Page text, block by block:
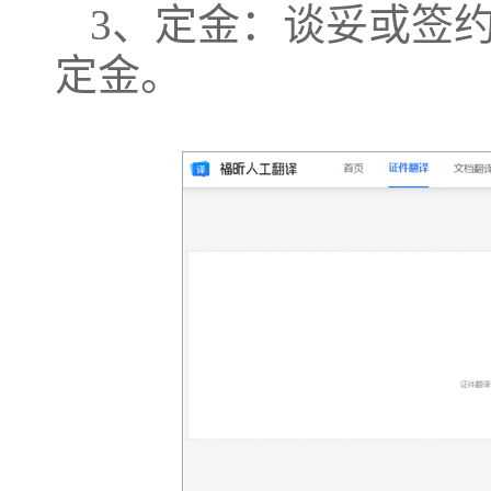
3、定金：谈妥或签
定金。